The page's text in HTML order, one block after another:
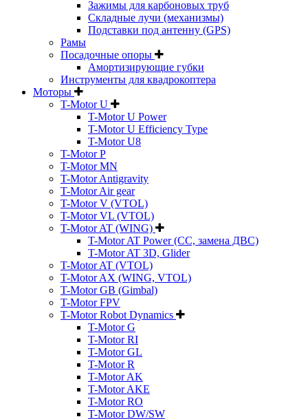
Зажимы для карбоновых труб
Складные лучи (механизмы)
Подставки под антенну (GPS)
Рамы
Посадочные опоры
Амортизирующие губки
Инструменты для квадрокоптера
Моторы
T-Motor U
T-Motor U Power
T-Motor U Efficiency Type
T-Motor U8
T-Motor P
T-Motor MN
T-Motor Antigravity
T-Motor Air gear
T-Motor V (VTOL)
T-Motor VL (VTOL)
T-Motor AT (WING)
T-Motor AT Power (CC, замена ДВС)
T-Motor AT 3D, Glider
T-Motor AT (VTOL)
T-Motor AX (WING, VTOL)
T-Motor GB (Gimbal)
T-Motor FPV
T-Motor Robot Dynamics
T-Motor G
T-Motor RI
T-Motor GL
T-Motor R
T-Motor AK
T-Motor AKE
T-Motor RO
T-Motor DW/SW